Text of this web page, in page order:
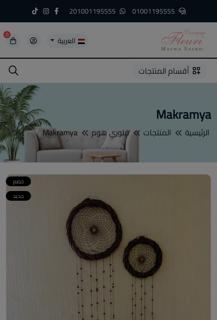
العربية 0
1
2
3
4
5
5 أقسام المنتجات
Makramya
الرئيسية المنتجات فلوري هوم Makramya
خصم
جديد